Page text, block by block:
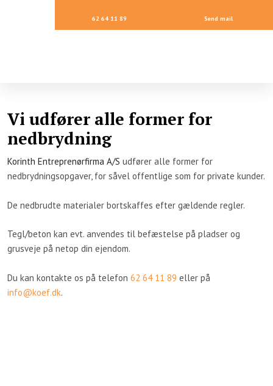
62 64 11 89 Send mail
Vi udfører alle former for
nedbrydning
Korinth Entreprenørfirma A/S udfører alle former for
nedbrydningsopgaver, for såvel offentlige som for private kunder.
De nedbrudte materialer bortskaffes efter gældende regler.
Tegl/beton kan evt. anvendes til befæstelse på pladser og
grusveje på netop din ejendom.
Du kan kontakte os på telefon 62 64 11 89 eller på
info@koef.dk.​